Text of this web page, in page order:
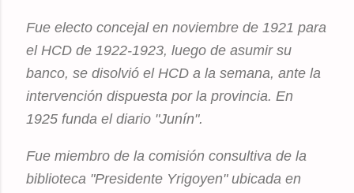
Fue electo concejal en noviembre de 1921 para
el HCD de 1922-1923, luego de asumir su
banco, se disolvió el HCD a la semana, ante la
intervención dispuesta por la provincia. En
1925 funda el diario "Junín".
Fue miembro de la comisión consultiva de la
biblioteca "Presidente Yrigoyen" ubicada en